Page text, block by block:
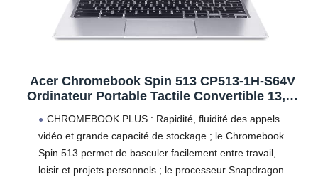
Acer Chromebook Spin 513 CP513-1H-S64V
Ordinateur Portable Tactile Convertible 13,3''
Snapdragon SC7180, RAM 8 Go, 64 Go
eMMC, Qualcomm Adreno 618, Chrome OS) -
Gris
CHROMEBOOK PLUS : Rapidité, fluidité des appels
vidéo et grande capacité de stockage ; le Chromebook
Spin 513 permet de basculer facilement entre travail,
loisir et projets personnels ; le processeur Snapdragon